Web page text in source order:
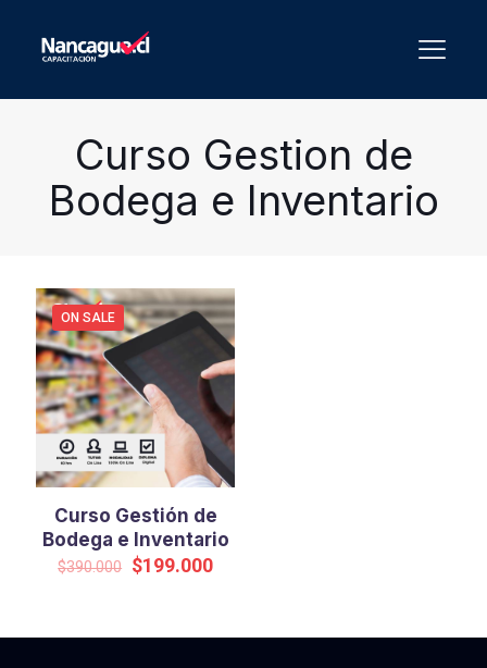
Curso Gestion de
Bodega e Inventario
ON SALE
Curso Gestión de
Bodega e Inventario
$390.000 Original
$199.000Current